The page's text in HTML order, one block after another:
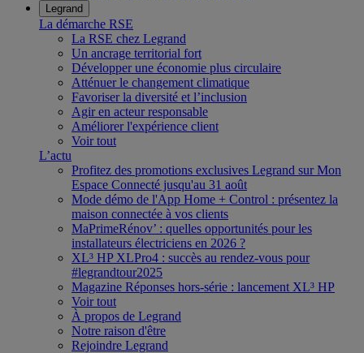
Legrand
La démarche RSE
La RSE chez Legrand
Un ancrage territorial fort
Développer une économie plus circulaire
Atténuer le changement climatique
Favoriser la diversité et l’inclusion
Agir en acteur responsable
Améliorer l'expérience client
Voir tout
L’actu
Profitez des promotions exclusives Legrand sur Mon
Espace Connecté jusqu'au 31 août
Mode démo de l'App Home + Control : présentez la
maison connectée à vos clients
MaPrimeRénov’ : quelles opportunités pour les
installateurs électriciens en 2026 ?
XL³ HP XLPro4 : succès au rendez-vous pour
#legrandtour2025
Magazine Réponses hors-série : lancement XL³ HP
Voir tout
À propos de Legrand
Notre raison d'être
Rejoindre Legrand